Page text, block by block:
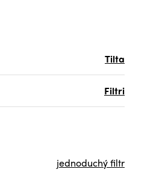
Tilta
Filtri
jednoduchý filtr